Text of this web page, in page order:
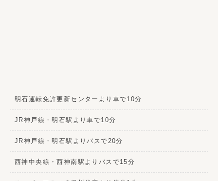
明石運転免許更新センターより車で10分
JR神戸線・明石駅より車で10分
JR神戸線・明石駅よりバスで20分
西神中央線・西神南駅よりバスで15分